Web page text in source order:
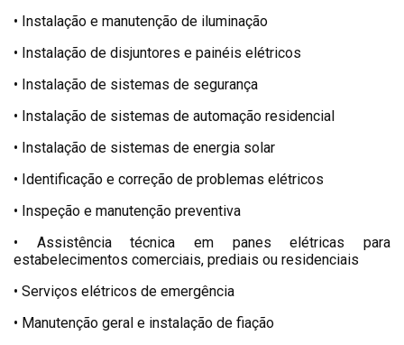
• Instalação e manutenção de iluminação
• Instalação de disjuntores e painéis elétricos
• Instalação de sistemas de segurança
• Instalação de sistemas de automação residencial
• Instalação de sistemas de energia solar
• Identificação e correção de problemas elétricos
• Inspeção e manutenção preventiva
• Assistência técnica em panes elétricas para
estabelecimentos comerciais, prediais ou residenciais
• Serviços elétricos de emergência
• Manutenção geral e instalação de fiação